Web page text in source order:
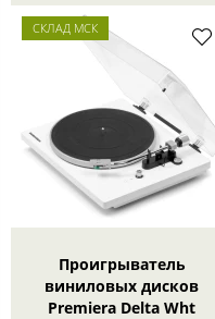
СКЛАД МСК
Проигрыватель
виниловых дисков
Premiera Delta Wht